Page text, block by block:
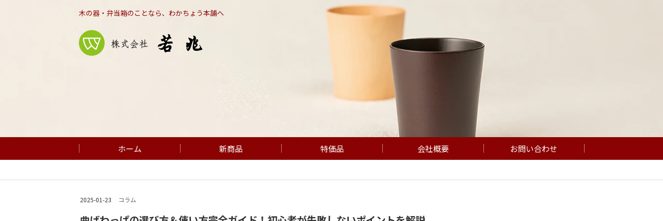
木の器・弁当箱のことなら、わかちょう本舗へ
ホーム 新商品 特価品 会社概要 お問い合わせ
2025-01-23 コラム